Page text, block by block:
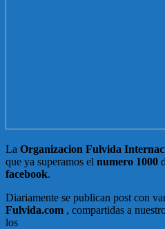
La Organizacion Fulvida
que ya superamos el numero 1000
facebook.
Diariamente se publican post con
Fulvida.com , compartidas a
los